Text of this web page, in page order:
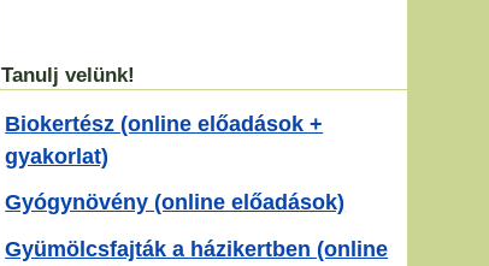
Tanulj velünk!
Biokertész (online előadások +
gyakorlat)
Gyógynövény (online előadások)
Gyümölcsfajták a házikertben (online